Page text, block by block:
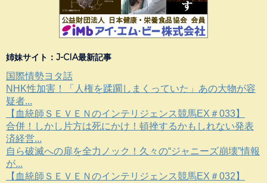
姉妹サイト：J-CIA最新記事
国際情勢ヨタ話
NHK性加害！「人権を蹂躙しまくっていた」あの大物が容
疑者...
【血統師ＳＥＶＥＮのインテリジェンス競馬EX＃033】
合併！しかし片方は死にかけ！頓挫するかもしれない発表
済経営...
自ら破滅への扉を全力ノック！久々の“ジャニーズ崩壊”情報
が...
【血統師ＳＥＶＥＮのインテリジェンス競馬EX＃032】